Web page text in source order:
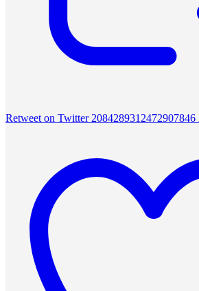
Retweet on Twitter 2084289312472907846